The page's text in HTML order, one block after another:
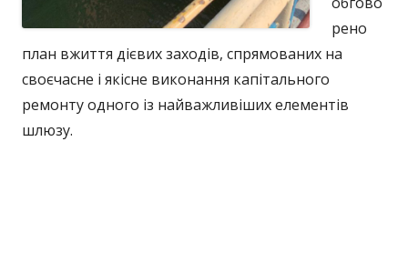
рено
план вжиття дієвих заходів, спрямованих на
своєчасне і якісне виконання капітального
ремонту одного із найважливіших елементів
шлюзу.